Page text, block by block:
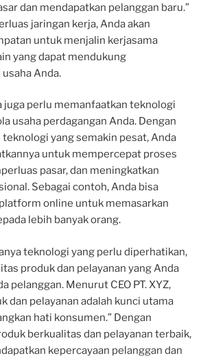
dan mendapatkan pelanggan baru.”
jaringan kerja, Anda akan
untuk menjalin kerjasama
yang dapat mendukung
Anda.
juga perlu memanfaatkan teknologi
usaha perdagangan Anda. Dengan
yang semakin pesat, Anda
untuk mempercepat proses
pasar, dan meningkatkan
Sebagai contoh, Anda bisa
online untuk memasarkan
lebih banyak orang.
teknologi yang perlu diperhatikan,
produk dan pelayanan yang Anda
pelanggan. Menurut CEO PT. XYZ,
dan pelayanan adalah kunci utama
hati konsumen.” Dengan
berkualitas dan pelayanan terbaik,
kepercayaan pelanggan dan